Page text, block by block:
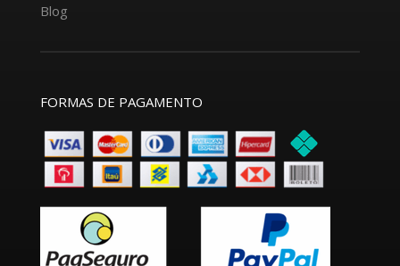
Blog
FORMAS DE PAGAMENTO